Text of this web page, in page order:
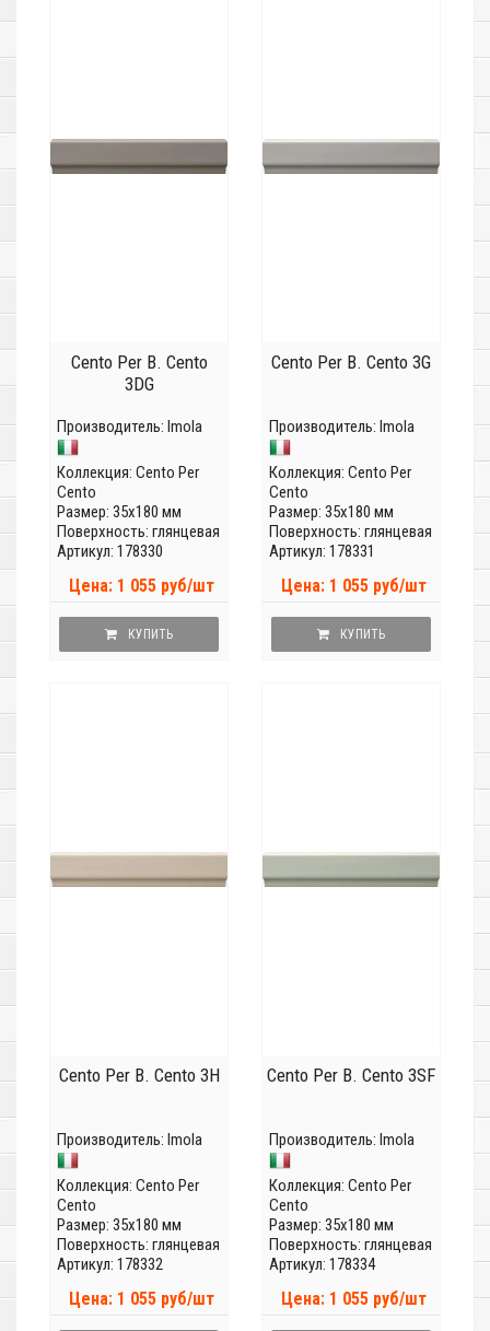
Cento Per B. Cento
3DG
Производитель: Imola
Коллекция: Cento Per
Cento
Размер: 35x180 мм
Поверхность: глянцевая
Артикул: 178330
Цена: 1 055 руб/шт
КУПИТЬ
Cento Per B. Cento 3G
Производитель: Imola
Коллекция: Cento Per
Cento
Размер: 35x180 мм
Поверхность: глянцевая
Артикул: 178331
Цена: 1 055 руб/шт
КУПИТЬ
Cento Per B. Cento 3H
Производитель: Imola
Коллекция: Cento Per
Cento
Размер: 35x180 мм
Поверхность: глянцевая
Артикул: 178332
Цена: 1 055 руб/шт
Cento Per B. Cento 3SF
Производитель: Imola
Коллекция: Cento Per
Cento
Размер: 35x180 мм
Поверхность: глянцевая
Артикул: 178334
Цена: 1 055 руб/шт